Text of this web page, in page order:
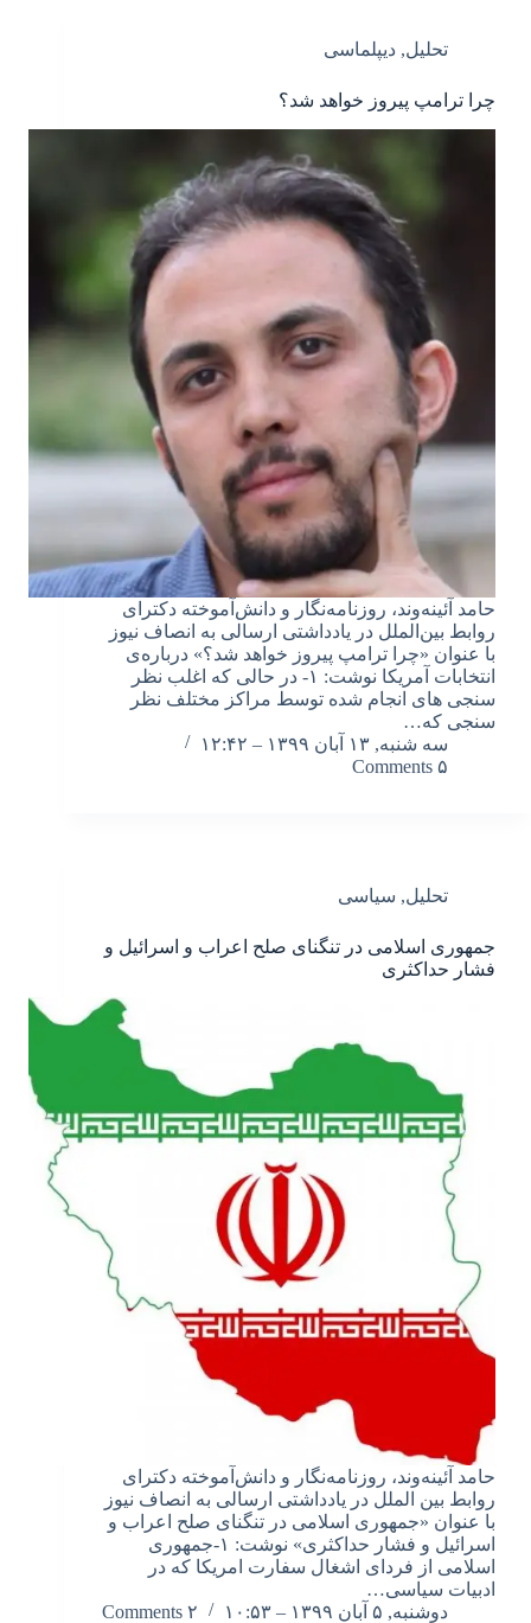
تحلیل, دیپلماسی
چرا ترامپ پیروز خواهد شد؟
حامد آئینه‌وند، روزنامه‌نگار و دانش‌آموخته دکترای
روابط بین‌الملل در یادداشتی ارسالی به انصاف نیوز
با عنوان «چرا ترامپ پیروز خواهد شد؟» درباره‌ی
انتخابات آمریکا نوشت: ۱- در حالی که اغلب نظر
سنجی های انجام شده توسط مراکز مختلف نظر
سنجی که…
سه شنبه, ۱۳ آبان ۱۳۹۹ – ۱۲:۴۲
۵ Comments
تحلیل, سیاسی
جمهوری اسلامی در تنگنای صلح اعراب و اسرائیل و
فشار حداکثری
حامد آئینه‌وند، روزنامه‌نگار و دانش‌آموخته دکترای
روابط بین الملل در یادداشتی ارسالی به انصاف نیوز
با عنوان «جمهوری اسلامی در تنگنای صلح اعراب و
اسرائیل و فشار حداکثری» نوشت: ۱-جمهوری
اسلامی از فردای اشغال سفارت امریکا که در
ادبیات سیاسی…
دوشنبه, ۵ آبان ۱۳۹۹ – ۱۰:۵۳
۲ Comments